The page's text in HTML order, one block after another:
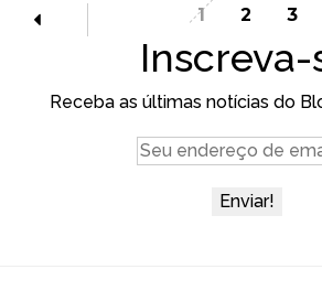
1 2 3
Inscreva-
Receba as últimas notícias do